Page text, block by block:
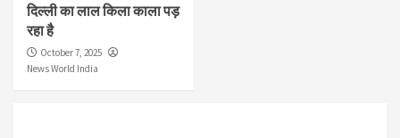
दिल्ली का लाल किला काला पड़
रहा है
October 7, 2025
News World India